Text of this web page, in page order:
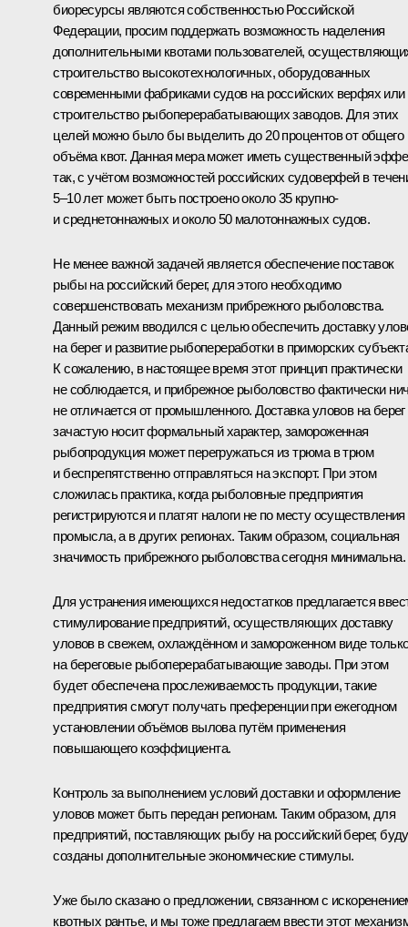
биоресурсы являются собственностью Российской
Федерации, просим поддержать возможность наделения
дополнительными квотами пользователей,
строительство высокотехнологичных, оборудованных
современными фабриками судов на российских верфях
строительство рыбоперерабатывающих заводов. Для этих
целей можно было бы выделить до 20 процентов от общего
объёма квот. Данная мера может иметь существенный
так, с учётом возможностей российских судоверфей в
5–10 лет может быть построено около 35 крупно-
и среднетоннажных и около 50 малотоннажных судов.
Не менее важной задачей является обеспечение поставок
рыбы на российский берег, для этого необходимо
совершенствовать механизм прибрежного рыболовства.
Данный режим вводился с целью обеспечить доставку
на берег и развитие рыбопереработки в приморских
К сожалению, в настоящее время этот принцип практически
не соблюдается, и прибрежное рыболовство фактически
не отличается от промышленного. Доставка уловов на берег
зачастую носит формальный характер, замороженная
рыбопродукция может перегружаться из трюма в трюм
и беспрепятственно отправляться на экспорт. При этом
сложилась практика, когда рыболовные предприятия
регистрируются и платят налоги не по месту осуществления
промысла, а в других регионах. Таким образом, социальная
значимость прибрежного рыболовства сегодня минимальна.
Для устранения имеющихся недостатков предлагается
стимулирование предприятий, осуществляющих доставку
уловов в свежем, охлаждённом и замороженном виде
на береговые рыбоперерабатывающие заводы. При этом
будет обеспечена прослеживаемость продукции, такие
предприятия смогут получать преференции при ежегодном
установлении объёмов вылова путём применения
повышающего коэффициента.
Контроль за выполнением условий доставки и оформление
уловов может быть передан регионам. Таким образом, для
предприятий, поставляющих рыбу на российский берег,
созданы дополнительные экономические стимулы.
Уже было сказано о предложении, связанном с
квотных рантье, и мы тоже предлагаем ввести этот